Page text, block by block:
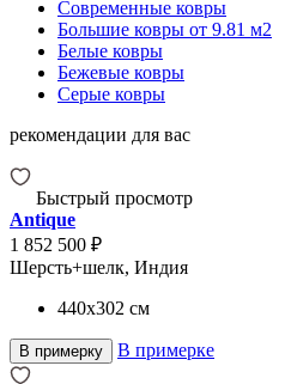
Современные ковры
Большие ковры от 9.81 м2
Белые ковры
Бежевые ковры
Серые ковры
рекомендации для вас
Быстрый просмотр
Antique
1 852 500 ₽
Шерсть+шелк, Индия
440x302 см
В примерку В примерке